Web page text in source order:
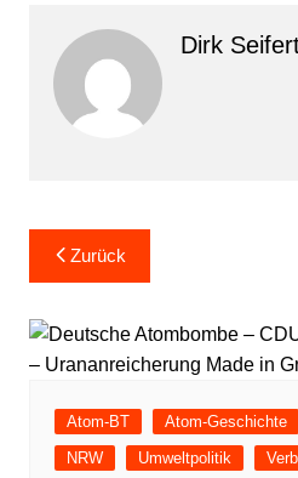
Dirk
Beitragsnavigation
Zurück
Atom-BT Atom-Geschichte
NRW
Umweltpolitik